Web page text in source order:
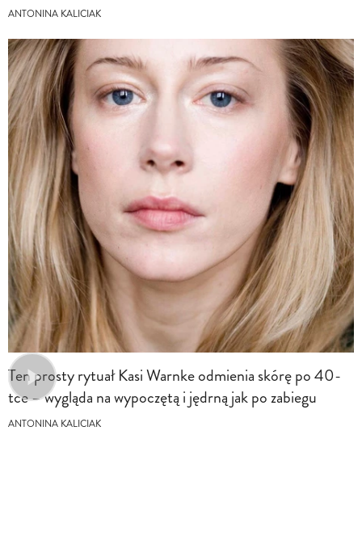
ANTONINA KALICIAK
Ten prosty rytuał Kasi Warnke odmienia skórę po 40-
tce – wygląda na wypoczętą i jędrną jak po zabiegu
ANTONINA KALICIAK